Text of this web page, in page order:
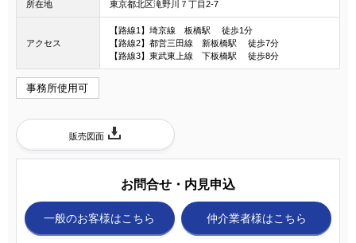
所在地 東京都北区滝野川７丁目2-7
アクセス
【路線1】埼京線 板橋駅 徒歩1分
【路線2】都営三田線 新板橋駅 徒歩7分
【路線3】東武東上線 下板橋駅 徒歩8分
事務所使用可
販売図面
お問合せ・内見申込
一般のお客様はこちら 仲介業者様はこちら